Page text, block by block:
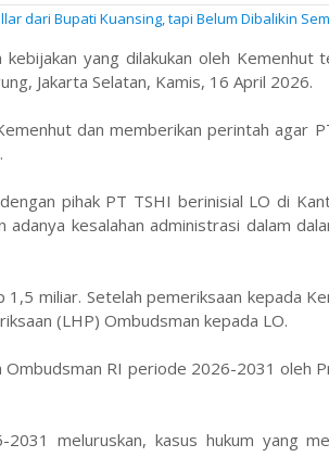
dari Bupati Kuansing, tapi Belum Dibalikin
yang dilakukan oleh
Jakarta Selatan, Kamis, 16 April 2026.
dan memberikan perintah agar
pihak PT TSHI berinisial LO di
kesalahan administrasi dalam
1,5 miliar. Setelah pemeriksaan kepada
(LHP) Ombudsman kepada LO.
RI periode 2026-2031 oleh
2031 meluruskan, kasus hukum yang